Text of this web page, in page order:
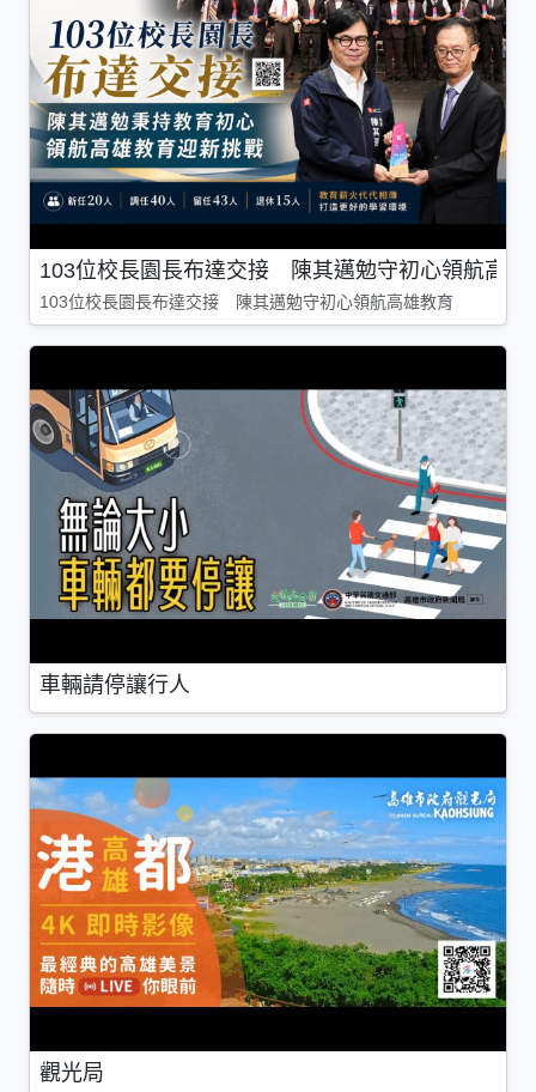
103位校長園長布達交接 陳其邁勉守初心領航高雄
103位校長園長布達交接 陳其邁勉守初心領航高雄教育
車輛請停讓行人
觀光局